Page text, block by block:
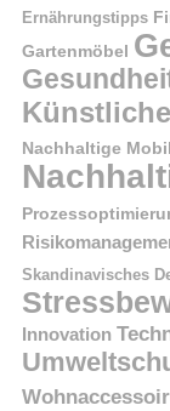
Ernährungstipps
Gartenmöbel
Nachhaltige
Skandinavisches
Innovation